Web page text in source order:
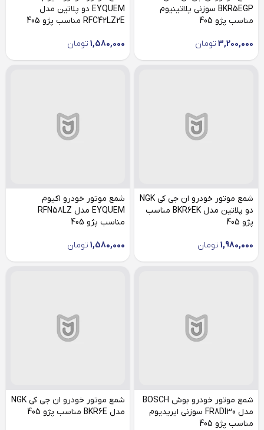
BKR5EGP سوزنی پلاتینیوم
مناسب پژو 405
3,200,000 تومان
EYQUEM دو پلاتین مدل
RFC42LZ2E مناسب پژو 405
1,580,000 تومان
شمع موتور خودرو ان جی کی NGK
دو پلاتین مدل BKR6EK مناسب
پژو 405
1,980,000 تومان
شمع موتور خودرو اکیوم
EYQUEM مدل RFN58LZ
مناسب پژو 405
1,580,000 تومان
شمع موتور خودرو بوش BOSCH
مدل FR8DI30 سوزنی ایریدیوم
مناسب پژو 405
شمع موتور خودرو ان جی کی NGK
مدل BKR6E مناسب پژو 405